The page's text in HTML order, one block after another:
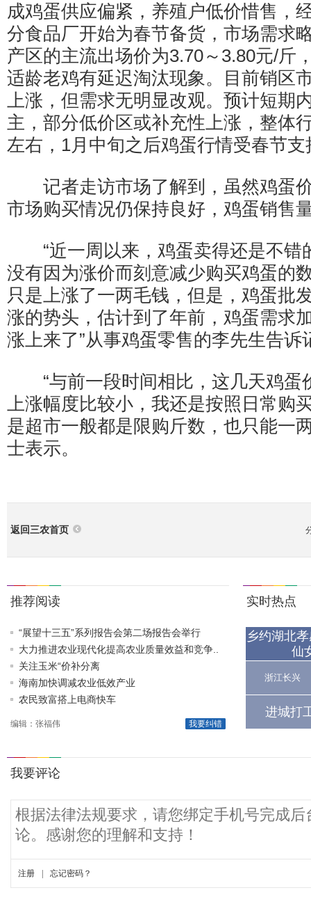
成鸡蛋供应偏紧，养殖户低价惜售，
分食品厂开始为春节备货，市场需求
产区的主流出场价为3.70～3.80元/斤
适龄老鸡有延迟淘汰现象。目前销区
上涨，但需求无明显改观。预计短期
主，部分低价区或补充性上涨，整体
左右，1月中旬之后鸡蛋行情受春节
记者走访市场了解到，虽然鸡蛋
市场购买情况仍保持良好，鸡蛋销售
“近一周以来，鸡蛋卖得还是不错
没有因为涨价而刻意减少购买鸡蛋的
只是上涨了一两毛钱，但是，鸡蛋批
涨的势头，估计到了年前，鸡蛋需求
涨上来了”从事鸡蛋零售的李先生告诉
“与前一段时间相比，这几天鸡蛋
上涨幅度比较小，我还是按照日常购
是超市一般都是限购斤数，也只能一
士表示。
返回三农首页
推荐阅读
“展望十三五”系列报告会第二场报告会举行
大力推进农业现代化提高农业质量效益和竞争..
关注玉米“价补分离
海南加快调减农业低效产业
农民致富搭上电商快车
我要纠错
编辑：张福伟
实时热点
乡约湖北
仙
浙江长兴
进城打